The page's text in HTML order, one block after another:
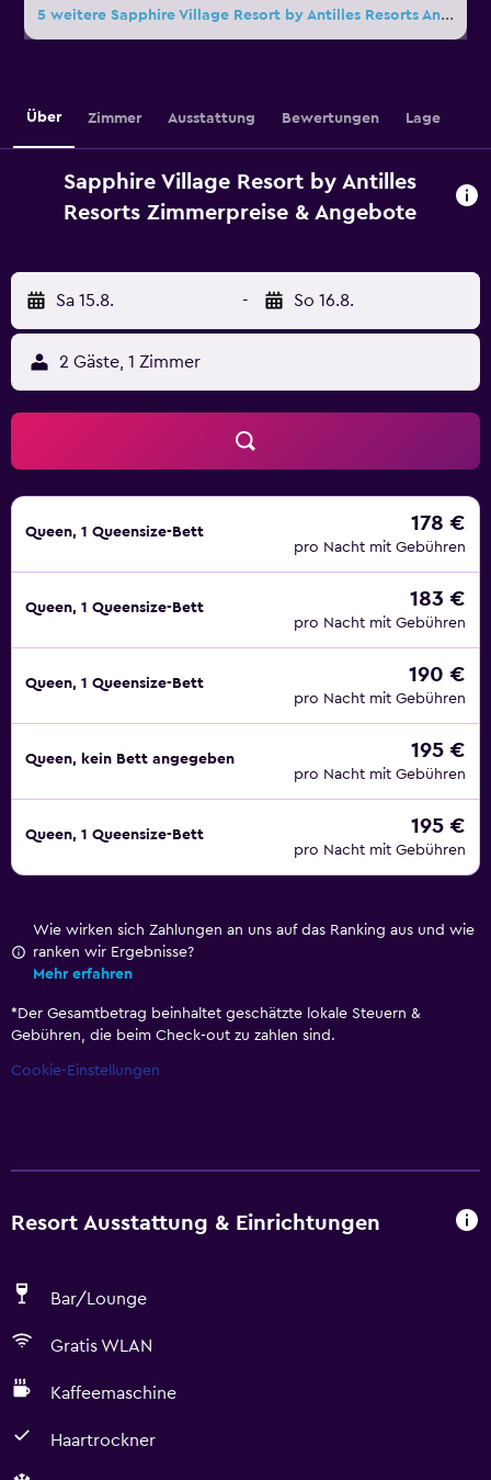
5 weitere Sapphire Village Resort by Antilles Resorts Angebote
Über Zimmer Ausstattung Bewertungen Lage
Sapphire Village Resort by Antilles
Resorts Zimmerpreise & Angebote
Sa 15.8. - So 16.8.
2 Gäste, 1 Zimmer
Queen, 1 Queensize-Bett 178 €
pro Nacht mit Gebühren
Queen, 1 Queensize-Bett 183 €
pro Nacht mit Gebühren
Queen, 1 Queensize-Bett 190 €
pro Nacht mit Gebühren
Queen, kein Bett angegeben 195 €
pro Nacht mit Gebühren
Queen, 1 Queensize-Bett 195 €
pro Nacht mit Gebühren
Wie wirken sich Zahlungen an uns auf das Ranking aus und wie
ranken wir Ergebnisse?
Mehr erfahren
* Der Gesamtbetrag beinhaltet geschätzte lokale Steuern &
Gebühren, die beim Check-out zu zahlen sind.
Cookie-Einstellungen
Resort Ausstattung & Einrichtungen
Bar/Lounge
Gratis WLAN
Kaffeemaschine
Haartrockner